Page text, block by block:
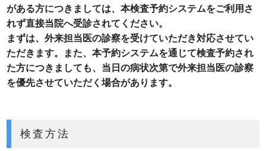
がある方につきましては、本検査予約システムをご利用さ
れず直接当院へ受診されてください。
まずは、外来担当医の診察を受けていただき対応させてい
ただきます。また、本予約システムを通じて検査予約され
た方につきましても、当日の病状次第で外来担当医の診察
を優先させていただく場合があります。
検査方法